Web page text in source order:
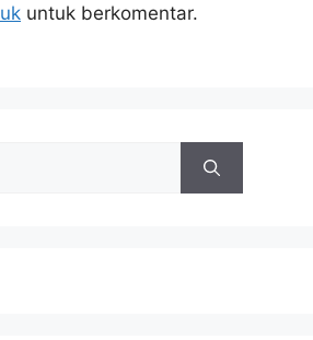
untuk berkomentar.